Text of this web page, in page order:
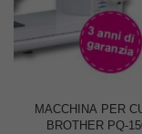
MACCHINA PER
BROTHER PQ-